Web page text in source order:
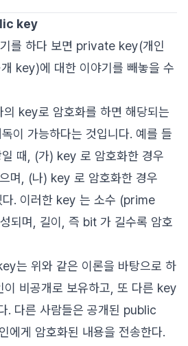
key
를 하다 보면 private key(개인
key)에 대한 이야기를 빼놓을 수
의 key로 암호화를 하면 해당되는
이 가능하다는 것입니다. 예를 들
때, (가) key 로 암호화한 경우
며, (나) key 로 암호화한 경우
. 이러한 key 는 소수 (prime
되며, 길이, 즉 bit 가 길수록 암호
는 위와 같은 이론을 바탕으로 하
비공개로 보유하고, 또 다른 key
. 다른 사람들은 공개된 public
에게 암호화된 내용을 전송한다.